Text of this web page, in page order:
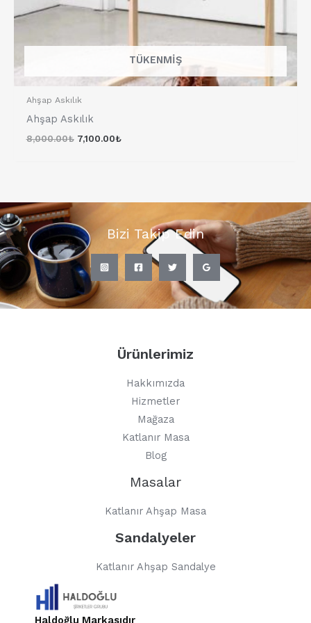
TÜKENMIŞ
Ahşap Askılık
Ahşap Askılık
8,000.00₺ 7,100.00₺
Bizi Takip Edin
Ürünlerimiz
Hakkımızda
Hizmetler
Mağaza
Katlanır Masa
Blog
Masalar
Katlanır Ahşap Masa
Sandalyeler
Katlanır Ahşap Sandalye
Haldoğlu Markasıdır